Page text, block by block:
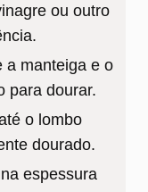
ou outro
a manteiga e o
para dourar.
o lombo
dourado.
espessura